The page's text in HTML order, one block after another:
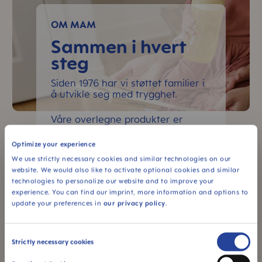
Optimize your experience
We use strictly necessary cookies and similar technologies on our
website. We would also like to activate optional cookies and similar
technologies to personalize our website and to improve your
experience. You can find our imprint, more information and options to
update your preferences in our privacy policy.
Consent
Strictly necessary cookies
OM MAM
Sammen i hvert
steg
Siden 1976 har vi støttet familier i
å utvikle seg med trygghet.
Våre overlegne produkter er
medisinske eksperter og
og funksjon. Vi vokser sammen –
ledet av ekspertise, lidenskap og
kjærlighet.